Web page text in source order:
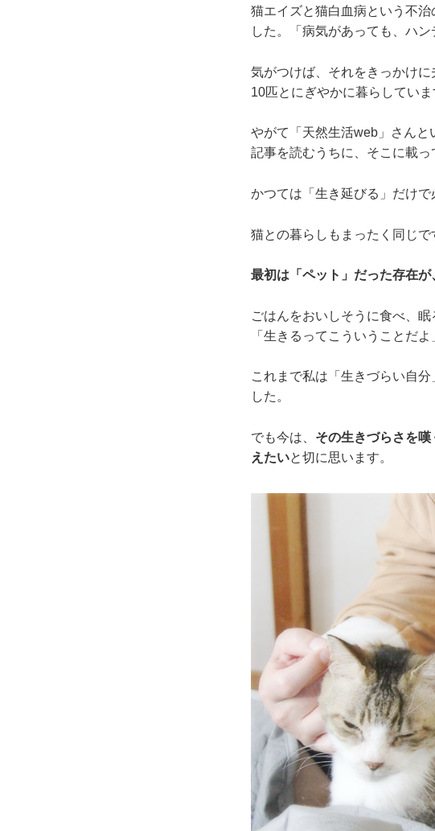
猫エイズと猫白血病という不
した。「病気があっても、ハ
気がつけば、それをきっかけ
10匹とにぎやかに暮らしていま
やがて「天然生活web」さん
記事を読むうちに、そこに載っ
かつては「生き延びる」だけ
猫との暮らしもまったく同じで
最初は「ペット」だった存在が
ごはんをおいしそうに食べ、
「生きるってこういうことだ
これまで私は「生きづらい自
した。
でも今は、 その生きづらさを
えたいと切に思います。